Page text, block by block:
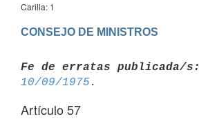
Carilla: 1
CONSEJO DE MINISTROS
Fe de erratas publicada/s:
10/09/1975
Artículo 57